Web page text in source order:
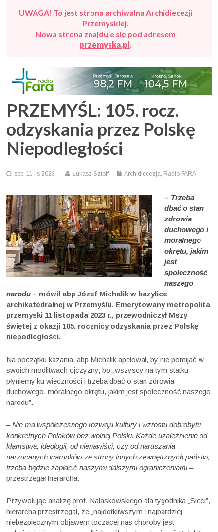
UWAGA! To jest strona archiwalna Archidiecezji
Przemyskiej.
Nowa strona znajduje się pod adresem
przemyska.pl.
PRZEMYŚL: 105. rocz.
odzyskania przez Polskę
Niepodległości
sob, 11 lis 2023 Łukasz Sztolf Archidiecezja, Radio FARA
– Trzeba
dbać o stan
zdrowia
duchowego i
moralnego
okrętu, jakim
jest
społeczność
naszego
narodu – mówił abp Józef Michalik w bazylice
archikatedralnej w Przemyślu. Emerytowany metropolita
przemyski 11 listopada 2023 r., przewodniczył Mszy
świętej z okazji 105. rocznicy odzyskania przez Polskę
niepodległości.
Na początku kazania, abp Michalik apelował, by nie pomijać w
swoich modlitwach ojczyzny, bo „wszyscy na tym statku
płyniemy ku wieczności i trzeba dbać o stan zdrowia
duchowego, moralnego okrętu, jakim jest społeczność naszego
narodu”.
–Nie ma współczesnego rozwoju kultury i wzrostu dobrobytu
konkretnych Polaków bez wolnej Polski. Każde uzależnienie od
kłamstwa, ideologii, od nienawiści, czy od naruszania
narzucanych warunków ze strony innych zewnętrznych państw,
trzeba będzie zapłacić naszymi dalszymi ograniczeniami–
przestrzegał hierarcha.
Przywołując analizę prof. Nalaskowskiego dla tygodnika „Sieci”,
hierarcha przestrzegał, że „najdotkliwszym i najbardziej
niebezpiecznym objawem toczącej nas choroby jest